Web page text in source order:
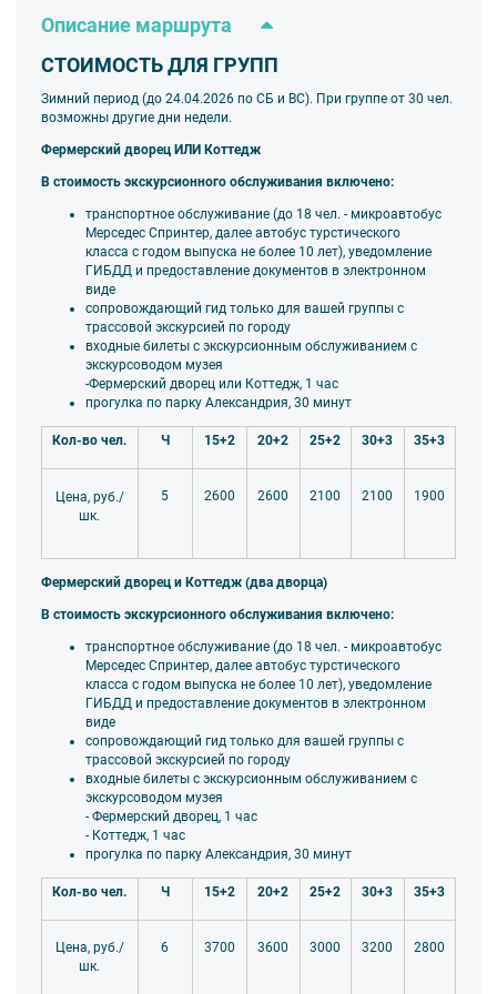
Описание маршрута
СТОИМОСТЬ ДЛЯ ГРУПП
Зимний период (до 24.04.2026 по СБ и ВС). При группе от 30 чел.
возможны другие дни недели.
Фермерский дворец ИЛИ Коттедж
В стоимость экскурсионного обслуживания включено:
транспортное обслуживание (до 18 чел. - микроавтобус
Мерседес Спринтер, далее автобус турстического
класса с годом выпуска не более 10 лет), уведомление
ГИБДД и предоставление документов в электронном
виде
сопровождающий гид только для вашей группы с
трассовой экскурсией по городу
входные билеты с экскурсионным обслуживанием с
экскурсоводом музея
-Фермерский дворец или Коттедж, 1 час
прогулка по парку Александрия, 30 минут
Кол-во чел. Ч 15+2 20+2 25+2 30+3 35+3
Цена, руб./
шк.
5 2600 2600 2100 2100 1900
Фермерский дворец и Коттедж (два дворца)
В стоимость экскурсионного обслуживания включено:
транспортное обслуживание (до 18 чел. - микроавтобус
Мерседес Спринтер, далее автобус турстического
класса с годом выпуска не более 10 лет), уведомление
ГИБДД и предоставление документов в электронном
виде
сопровождающий гид только для вашей группы с
трассовой экскурсией по городу
входные билеты с экскурсионным обслуживанием с
экскурсоводом музея
- Фермерский дворец, 1 час
- Коттедж, 1 час
прогулка по парку Александрия, 30 минут
Кол-во чел. Ч 15+2 20+2 25+2 30+3 35+3
Цена, руб./
шк.
6 3700 3600 3000 3200 2800